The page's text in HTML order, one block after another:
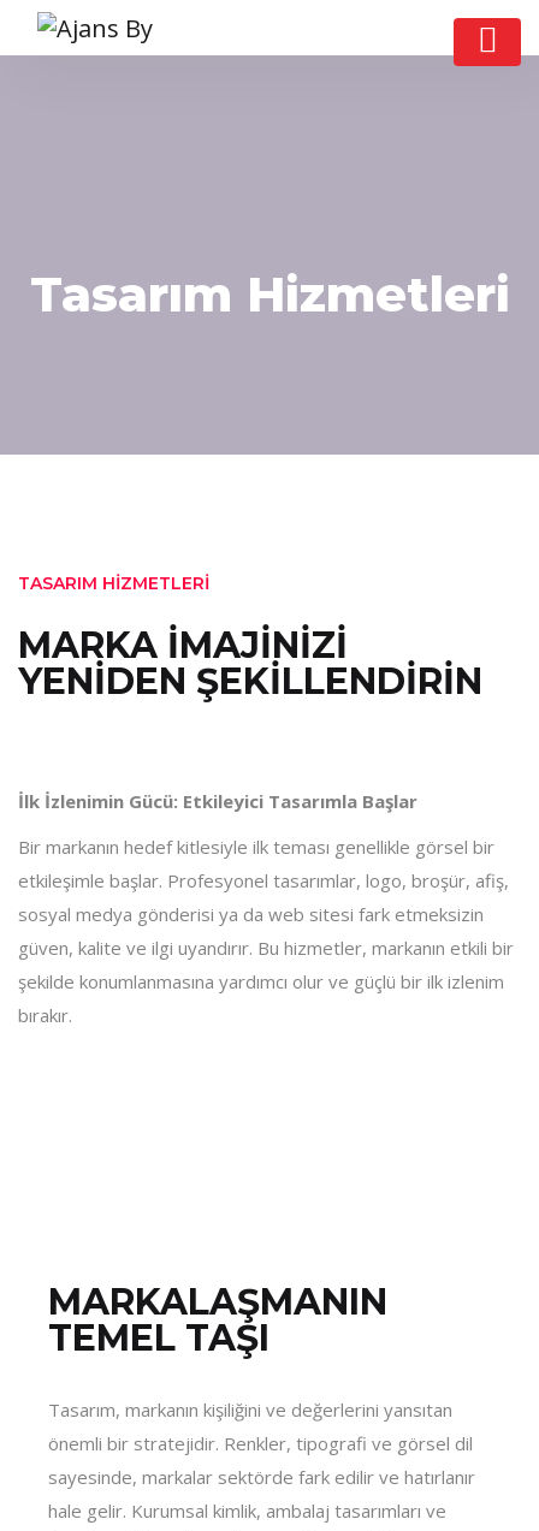
Tasarım Hizmetleri
TASARIM HİZMETLERİ
MARKA İMAJİNİZİ
YENİDEN ŞEKİLLENDİRİN
İlk İzlenimin Gücü: Etkileyici Tasarımla Başlar
Bir markanın hedef kitlesiyle ilk teması genellikle görsel bir
etkileşimle başlar. Profesyonel tasarımlar, logo, broşür, afiş,
sosyal medya gönderisi ya da web sitesi fark etmeksizin
güven, kalite ve ilgi uyandırır. Bu hizmetler, markanın etkili bir
şekilde konumlanmasına yardımcı olur ve güçlü bir ilk izlenim
bırakır.
MARKALAŞMANIN
TEMEL TAŞI
Tasarım, markanın kişiliğini ve değerlerini yansıtan
önemli bir stratejidir. Renkler, tipografi ve görsel dil
sayesinde, markalar sektörde fark edilir ve hatırlanır
hale gelir. Kurumsal kimlik, ambalaj tasarımları ve